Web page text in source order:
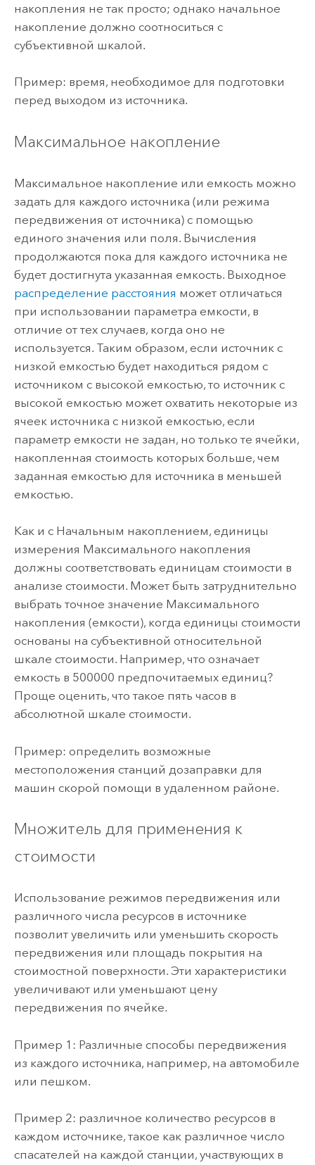
накопления не так просто; однако начальное
накопление должно соотноситься с
субъективной шкалой.
Пример: время, необходимое для подготовки
перед выходом из источника.
Максимальное накопление
Максимальное накопление или емкость можно
задать для каждого источника (или режима
передвижения от источника) с помощью
единого значения или поля. Вычисления
продолжаются пока для каждого источника не
будет достигнута указанная емкость. Выходное
распределение расстояния может отличаться
при использовании параметра емкости, в
отличие от тех случаев, когда оно не
используется. Таким образом, если источник с
низкой емкостью будет находиться рядом с
источником с высокой емкостью, то источник с
высокой емкостью может охватить некоторые из
ячеек источника с низкой емкостью, если
параметр емкости не задан, но только те ячейки,
накопленная стоимость которых больше, чем
заданная емкостью для источника в меньшей
емкостью.
Как и с Начальным накоплением, единицы
измерения Максимального накопления
должны соответствовать единицам стоимости в
анализе стоимости. Может быть затруднительно
выбрать точное значение Максимального
накопления (емкости), когда единицы стоимости
основаны на субъективной относительной
шкале стоимости. Например, что означает
емкость в 500000 предпочитаемых единиц?
Проще оценить, что такое пять часов в
абсолютной шкале стоимости.
Пример: определить возможные
местоположения станций дозаправки для
машин скорой помощи в удаленном районе.
Множитель для применения к
стоимости
Использование режимов передвижения или
различного числа ресурсов в источнике
позволит увеличить или уменьшить скорость
передвижения или площадь покрытия на
стоимостной поверхности. Эти характеристики
увеличивают или уменьшают цену
передвижения по ячейке.
Пример 1: Различные способы передвижения
из каждого источника, например, на автомобиле
или пешком.
Пример 2: различное количество ресурсов в
каждом источнике, такое как различное число
спасателей на каждой станции, участвующих в